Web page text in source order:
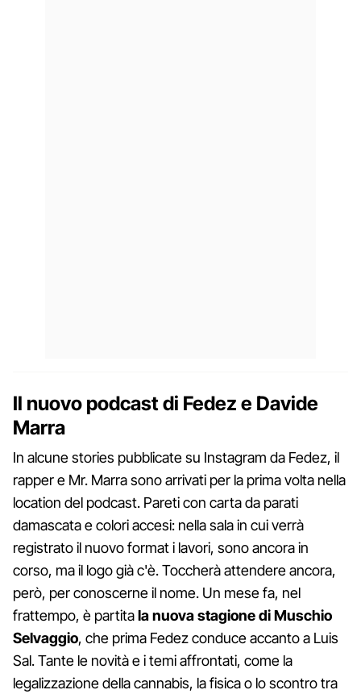
Il nuovo podcast di Fedez e Davide
Marra
In alcune stories pubblicate su Instagram da Fedez, il
rapper e Mr. Marra sono arrivati per la prima volta nella
location del podcast. Pareti con carta da parati
damascata e colori accesi: nella sala in cui verrà
registrato il nuovo format i lavori, sono ancora in
corso, ma il logo già c'è. Toccherà attendere ancora,
però, per conoscerne il nome. Un mese fa, nel
frattempo, è partitala nuova stagione di Muschio
Selvaggio, che prima Fedez conduce accanto a Luis
Sal. Tante le novità e i temi affrontati, come la
legalizzazione della cannabis, la fisica o lo scontro tra